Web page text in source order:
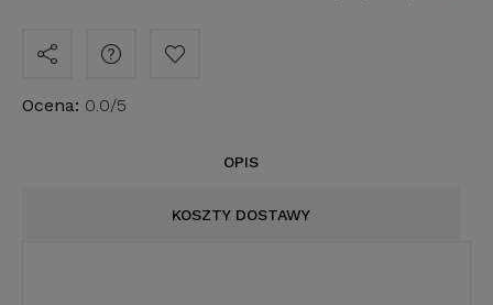
Ocena: 0.0/5
OPIS
KOSZTY DOSTAWY